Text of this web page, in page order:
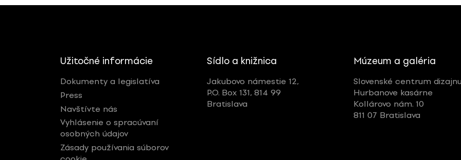
Užitočné informácie
Dokumenty a legislatíva
Press
Navštívte nás
Vyhlásenie o spracúvaní
osobných údajov
Zásady používania súborov
Sídlo a knižnica
Jakubovo námestie 12,
P.O. Box 131, 814 99
Bratislava
Múzeum a galéria
Slovenské centrum dizajnu
Hurbanove kasárne
Kollárovo nám. 10
811 07 Bratislava